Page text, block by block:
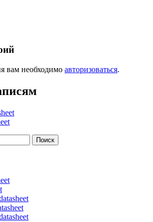
вам необходимо авторизоваться.